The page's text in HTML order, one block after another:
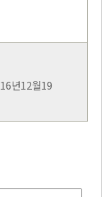
년12월19